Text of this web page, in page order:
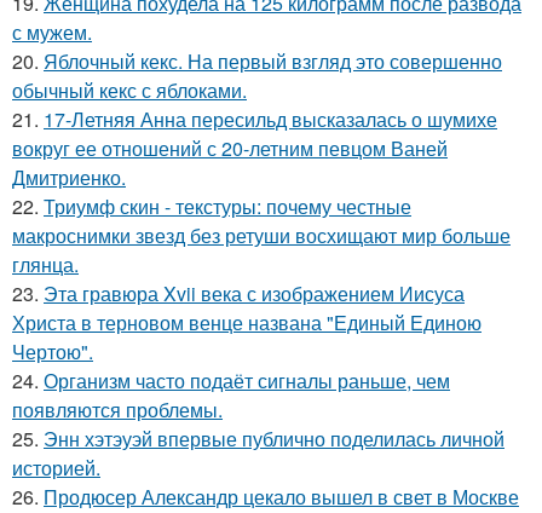
с мужем.
20. Яблочный кекс. На первый взгляд это совершенно
обычный кекс с яблоками.
21. 17-Летняя Анна пересильд высказалась о шумихе
вокруг ее отношений с 20-летним певцом Ваней
Дмитриенко.
22. Триумф скин - текстуры: почему честные
макроснимки звезд без ретуши восхищают мир больше
глянца.
23. Эта гравюра Xvii века с изображением Иисуса
Христа в терновом венце названа "Единый Единою
Чертою".
24. Организм часто подаёт сигналы раньше, чем
появляются проблемы.
25. Энн хэтэуэй впервые публично поделилась личной
историей.
26. Продюсер Александр цекало вышел в свет в Москве